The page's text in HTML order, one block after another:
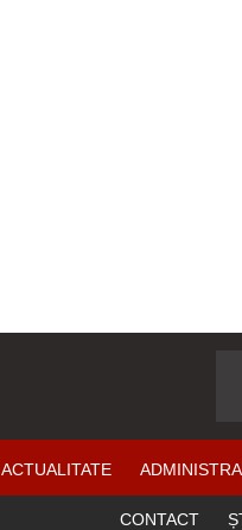
ACTUALITATE
CONTACT